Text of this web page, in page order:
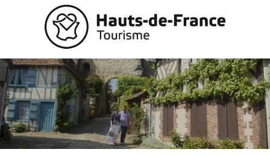
Reiseführer – Frankreich beginnt